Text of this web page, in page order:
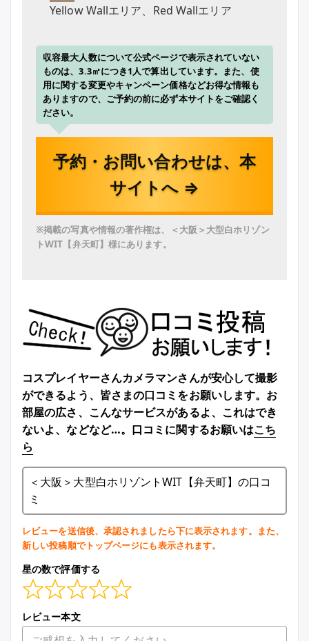
Yellow Wallエリア、Red Wallエリア
収容最大人数について公式ページで表示されていない
ものは、3.3㎡につき1人で算出しています。また、使
用に関する変更やキャンペーン価格などお得な情報も
ありますので、ご予約の前に必ず本サイトをご確認く
ださい。
予約・お問い合わせは、本
サイトへ ⇒
※掲載の写真や情報の著作権は、＜大阪＞大型白ホリゾン
トWIT【弁天町】様にあります。
コスプレイヤーさんカメラマンさんが安心して撮影
ができるよう、皆さまの口コミをお願いします。お
部屋の広さ、こんなサービスがあるよ、これはでき
ないよ、などなど…。口コミに関するお願いはこち
ら
＜大阪＞大型白ホリゾントWIT【弁天町】の口コ
ミ
レビューを送信後、承認されましたら下に表示されます。また、
新しい投稿順でトップページにも表示されます。
星の数で評価する
レビュー本文